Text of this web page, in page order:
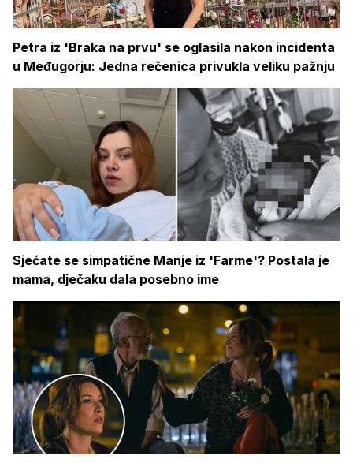
Petra iz 'Braka na prvu' se oglasila nakon incidenta
u Međugorju: Jedna rečenica privukla veliku pažnju
Sjećate se simpatične Manje iz 'Farme'? Postala je
mama, dječaku dala posebno ime